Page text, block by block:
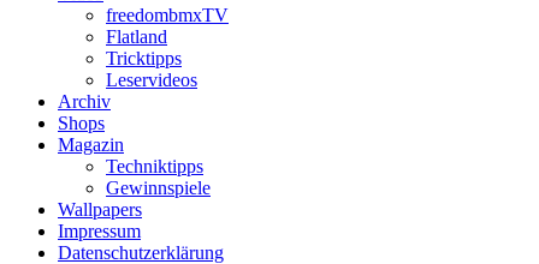
freedombmxTV
Flatland
Tricktipps
Leservideos
Archiv
Shops
Magazin
Techniktipps
Gewinnspiele
Wallpapers
Impressum
Datenschutzerklärung